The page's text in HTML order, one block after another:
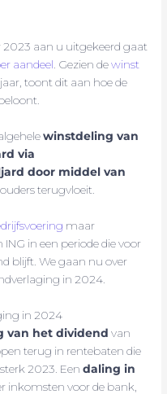
2023 aan u uitgekeerd gaat
aandeel . Gezien dewinst
toont dit aan hoe de
winstdeling van
via
door middel van
terugvloeit.
maar
in een periode die voor
blijft. We gaan nu over
in 2024.
in 2024
van het dividend van
terug in rentebaten die
2023. Eendaling in
inkomsten voor de bank,